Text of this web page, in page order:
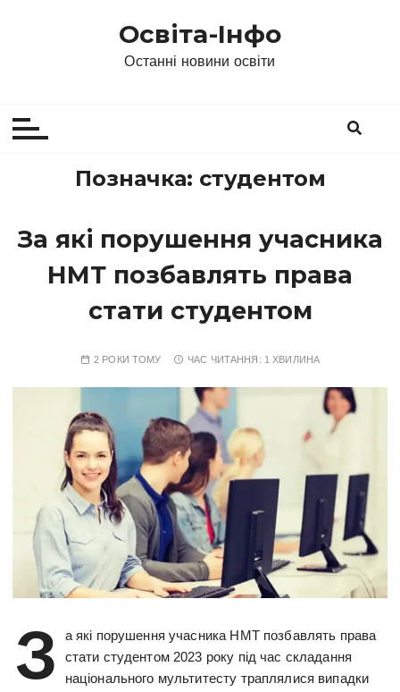
Освіта-Інфо
Останні новини освіти
Позначка: студентом
За які порушення учасника
НМТ позбавлять права
стати студентом
2 РОКИ ТОМУ ЧАС ЧИТАННЯ: 1 ХВИЛИНА
З
а які порушення учасника НМТ позбавлять права
стати студентом 2023 року під час складання
національного мультитесту траплялися випадки